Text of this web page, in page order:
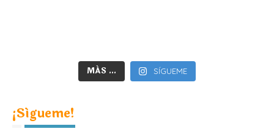
MÁS ... SÍGUEME
¡Sígueme!